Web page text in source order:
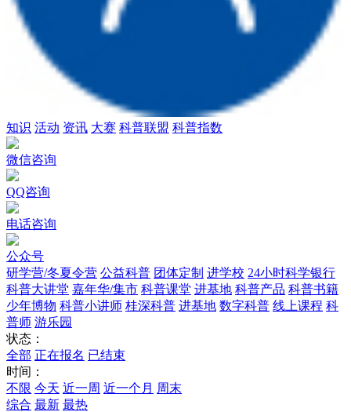
知识 活动 资讯 大赛 科普联盟 科普指数
微信咨询
QQ咨询
电话咨询
公众号
研学营/冬夏令营 公益科普 团体定制 进学校 24小时科学银行
科普大讲堂 嘉年华/集市 科普课堂 进基地 科普产品 科普书籍
少年博物 科普小讲师 桂深科普 进基地 数字科普 线上课程 科
普师 游乐园
状态：
全部 正在报名 已结束
时间：
不限 今天 近一周 近一个月 周末
综合 最新 最热